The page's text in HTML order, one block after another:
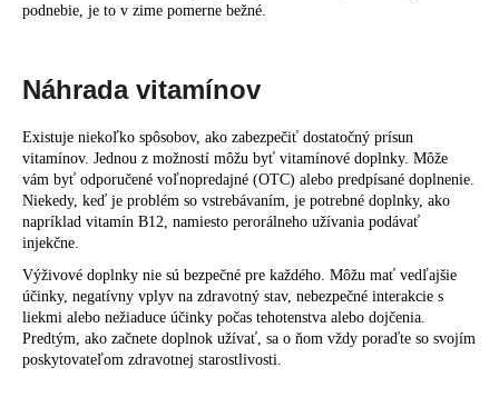
podnebie, je to v zime pomerne bežné.
Náhrada vitamínov
Existuje niekoľko spôsobov, ako zabezpečiť dostatočný prísun
vitamínov. Jednou z možností môžu byť vitamínové doplnky. Môže
vám byť odporučené voľnopredajné (OTC) alebo predpísané doplnenie.
Niekedy, keď je problém so vstrebávaním, je potrebné doplnky, ako
napríklad vitamín B12, namiesto perorálneho užívania podávať
injekčne.
Výživové doplnky nie sú bezpečné pre každého. Môžu mať vedľajšie
účinky, negatívny vplyv na zdravotný stav, nebezpečné interakcie s
liekmi alebo nežiaduce účinky počas tehotenstva alebo dojčenia.
Predtým, ako začnete doplnok užívať, sa o ňom vždy poraďte so svojím
poskytovateľom zdravotnej starostlivosti.